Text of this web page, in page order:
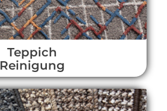
Teppich
Reinigung